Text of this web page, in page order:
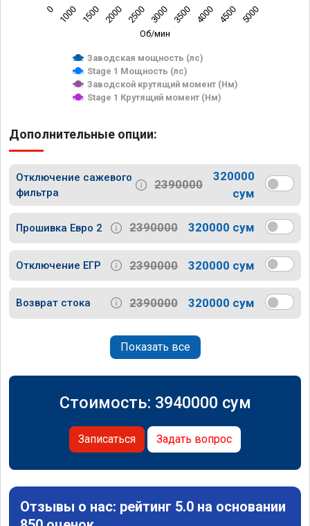
Об/мин
Заводская мощность (лс)
Stage 1 Мощность (лс)
Заводской крутящий момент (Нм)
Stage 1 Крутящий момент (Нм)
0 1000 1500 2000 2500 3000 3500 4000 4500 5000
Дополнительные опции:
Отключение сажевого
фильтра
2390000
320000
сум
Прошивка Евро 2 2390000 320000 сум
Отключение ЕГР 2390000 320000 сум
Возврат стока 2390000 320000 сум
Показать все
Стоимость: 3940000 сум
Записаться Задать вопрос
Отзывы о нас: рейтинг 5.0 на основании